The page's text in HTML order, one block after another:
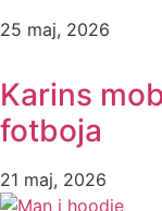
25 maj, 2026
Karins
fotboja
21 maj, 2026